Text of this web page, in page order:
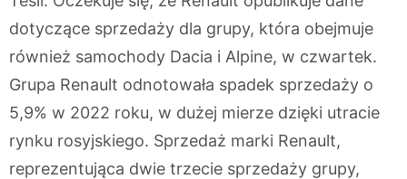
dotyczące sprzedaży dla grupy, która obejmuje
również samochody Dacia i Alpine, w czwartek.
Grupa Renault odnotowała spadek sprzedaży o
5,9% w 2022 roku, w dużej mierze dzięki utracie
rynku rosyjskiego. Sprzedaż marki Renault,
reprezentująca dwie trzecie sprzedaży grupy,